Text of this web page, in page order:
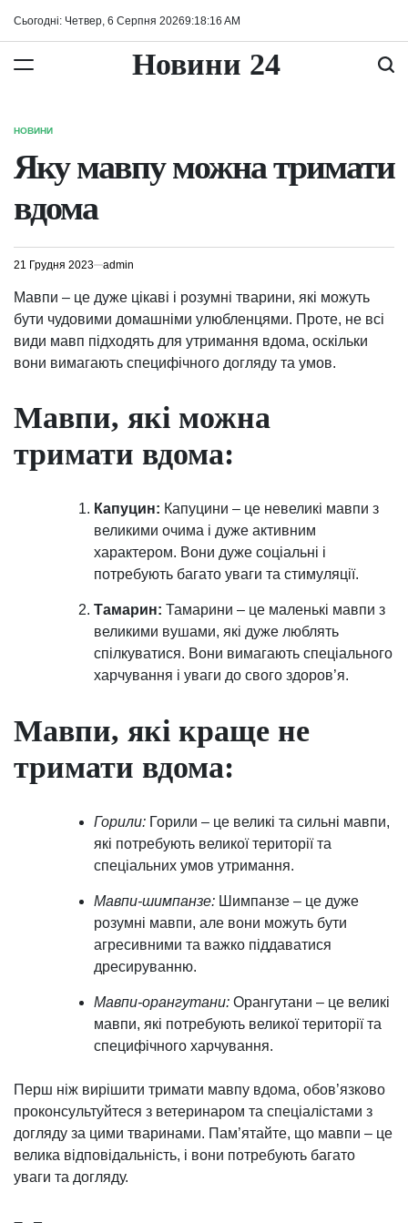
Сьогодні: Четвер, 6 Серпня 20269:18:17 AM
Новини 24
ОПУБЛІКУВАТИ
НОВИНИ
Яку мавпу можна тримати
вдома
21 Грудня 2023 admin
Мавпи – це дуже цікаві і розумні тварини, які можуть
бути чудовими домашніми улюбленцями. Проте, не всі
види мавп підходять для утримання вдома, оскільки
вони вимагають специфічного догляду та умов.
Мавпи, які можна
тримати вдома:
Капуцин: Капуцини – це невеликі мавпи з
великими очима і дуже активним
характером. Вони дуже соціальні і
потребують багато уваги та стимуляції.
Тамарин: Тамарини – це маленькі мавпи з
великими вушами, які дуже люблять
спілкуватися. Вони вимагають спеціального
харчування і уваги до свого здоров’я.
Мавпи, які краще не
тримати вдома:
Горили: Горили – це великі та сильні мавпи,
які потребують великої території та
спеціальних умов утримання.
Мавпи-шимпанзе: Шимпанзе – це дуже
розумні мавпи, але вони можуть бути
агресивними та важко піддаватися
дресируванню.
Мавпи-орангутани: Орангутани – це великі
мавпи, які потребують великої території та
специфічного харчування.
Перш ніж вирішити тримати мавпу вдома, обов’язково
проконсультуйтеся з ветеринаром та спеціалістами з
догляду за цими тваринами. Пам’ятайте, що мавпи – це
велика відповідальність, і вони потребують багато
уваги та догляду.